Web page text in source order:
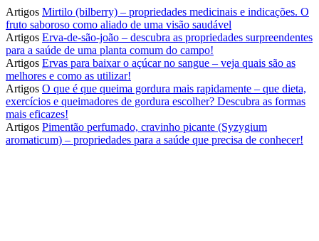
Artigos Mirtilo (bilberry) – propriedades medicinais e indicações. O
fruto saboroso como aliado de uma visão saudável
Artigos Erva-de-são-joão – descubra as propriedades surpreendentes
para a saúde de uma planta comum do campo!
Artigos Ervas para baixar o açúcar no sangue – veja quais são as
melhores e como as utilizar!
Artigos O que é que queima gordura mais rapidamente – que dieta,
exercícios e queimadores de gordura escolher? Descubra as formas
mais eficazes!
Artigos Pimentão perfumado, cravinho picante (Syzygium
aromaticum) – propriedades para a saúde que precisa de conhecer!